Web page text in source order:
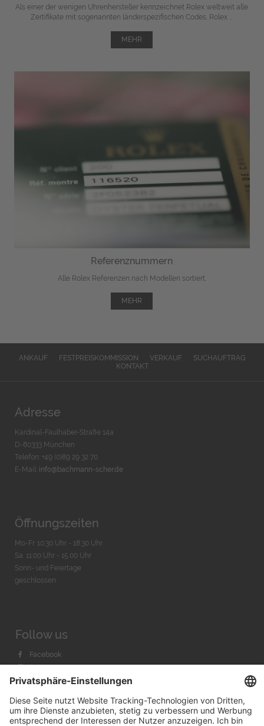
Als einer der wenigen Uhrenhersteller kennzeichnet Rolex weltweit alle
Zertifikate mit sogenannten länderspezifischen Codes. Rolex ...
MEHR
Referenznummern
Alle Rolex Referenzen nach Modellen sortiert.
MEHR
ANKAUF FESTPREISKOMMISSION VERKAUF
SUCHAUFTRAG
KONTAKT
Adresse
Kardinal-Faulhaber-Straße 14a
D-80333 München
Telefon: +49 (0)89 29 32 70
E-Mail: info@bachmann-scher.de
Öffnungszeiten
Mo-Fr. 10:30 Uhr - 18:30 Uhr
Sa. 11:00 Uhr - 15.00 Uhr
Sonn- und Feiertage
geschlossen
Follow us
Facebook
Instagram
Youtube